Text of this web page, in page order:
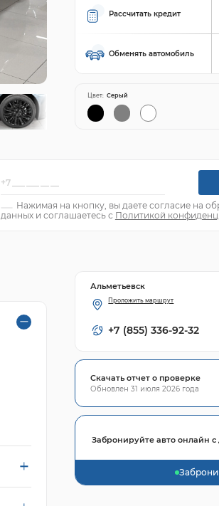
Рассчитать кредит
Обменять автомобиль
Цвет: Серый
Нажимая на кнопку, вы даете согласие на
данных и соглашаетесь с Политикой
Альметьевск
Проложить маршрут
+7 (855) 336-92-32
Скачать отчет о проверке
Обновлен 31 июля 2026 года
Забронируйте авто онлайн